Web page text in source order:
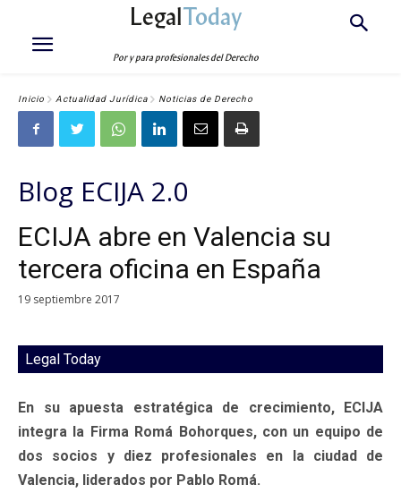
LegalToday
Por y para profesionales del Derecho
Inicio Actualidad Jurídica Noticias de Derecho
Blog ECIJA 2.0
ECIJA abre en Valencia su
tercera oficina en España
19 septiembre 2017
Legal Today
En su apuesta estratégica de crecimiento, ECIJA
integra la Firma Romá Bohorques, con un equipo de
dos socios y diez profesionales en la ciudad de
Valencia, liderados por Pablo Romá.